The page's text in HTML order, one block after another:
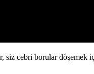
siz cebri borular